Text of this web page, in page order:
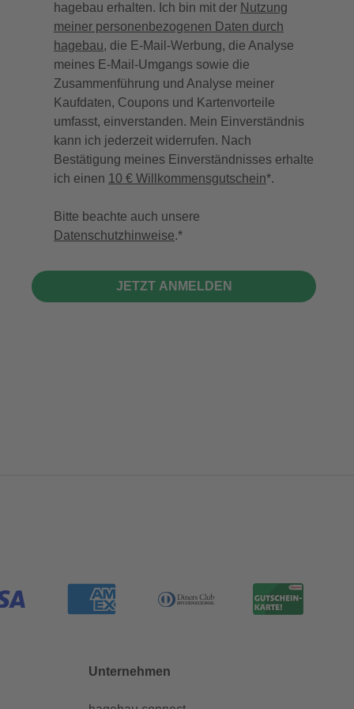
hagebau erhalten. Ich bin mit der Nutzung
meiner personenbezogenen Daten durch
hagebau, die E-Mail-Werbung, die Analyse
meines E-Mail-Umgangs sowie die
Zusammenführung und Analyse meiner
Kaufdaten, Coupons und Kartenvorteile
umfasst, einverstanden. Mein Einverständnis
kann ich jederzeit widerrufen. Nach
Bestätigung meines Einverständnisses erhalte
ich einen 10 € Willkommensgutschein*.
Bitte beachte auch unsere
Datenschutzhinweise.
JETZT ANMELDEN
Unternehmen